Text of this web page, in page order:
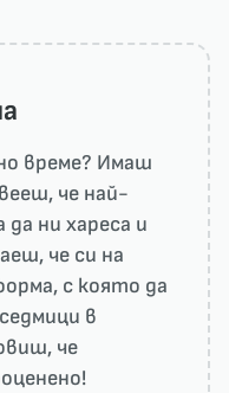
време? Имаш
че най-
ни харесa и
че си на
с която да
в
че